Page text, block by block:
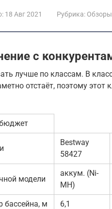
18 Авг 2021 Рубрика: Обзоры
с
лучше по классам. В
отстаёт, поэтому этот
Bestway
58427
модели
аккум. (Ni-
MH)
бассейна, м 6,1